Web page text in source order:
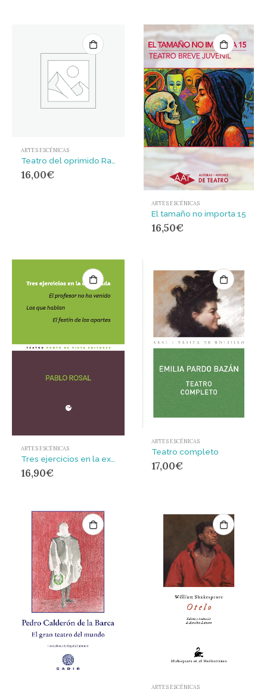
ARTES ESCÉNICAS
16,00€
ARTES ESCÉNICAS
El tamaño no importa 15
16,50€
ARTES ESCÉNICAS
16,90€
ARTES ESCÉNICAS
Teatro completo
17,00€
ARTES ESCÉNICAS